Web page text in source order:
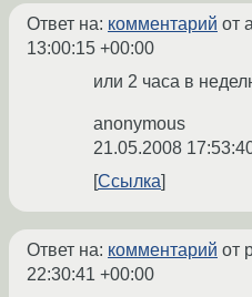
Ответ на: комментарий от
13:00:15 +00:00
или 2 часа в
anonymous
21.05.2008
Ссылка
Ответ на: комментарий от
22:30:41 +00:00